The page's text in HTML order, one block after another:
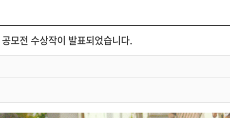
모전 수상작이 발표되었습니다.